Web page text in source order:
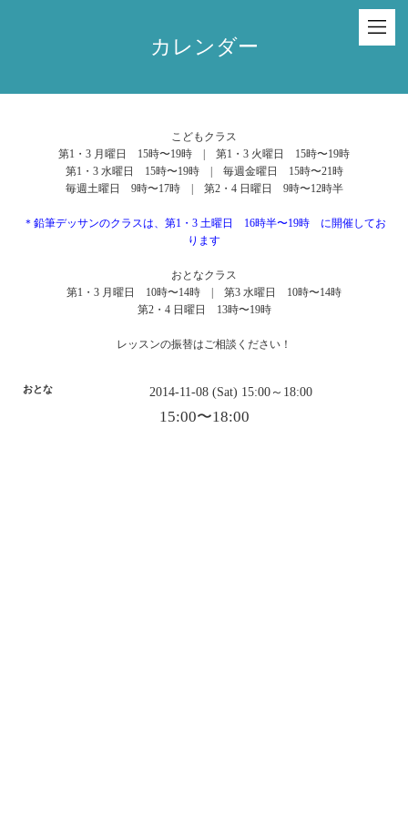
カレンダー
こどもクラス
第1・3 月曜日 15時〜19時 | 第1・3 火曜日 15時〜19時
第1・3 水曜日 15時〜19時 | 毎週金曜日 15時〜21時
毎週土曜日 9時〜17時 | 第2・4 日曜日 9時〜12時半
＊鉛筆デッサンのクラスは、第1・3 土曜日 16時半〜19時 に開催してお
ります
おとなクラス
第1・3 月曜日 10時〜14時 | 第3 水曜日 10時〜14時
第2・4 日曜日 13時〜19時
レッスンの振替はご相談ください！
おとな 2014-11-08 (Sat) 15:00～18:00
15:00〜18:00